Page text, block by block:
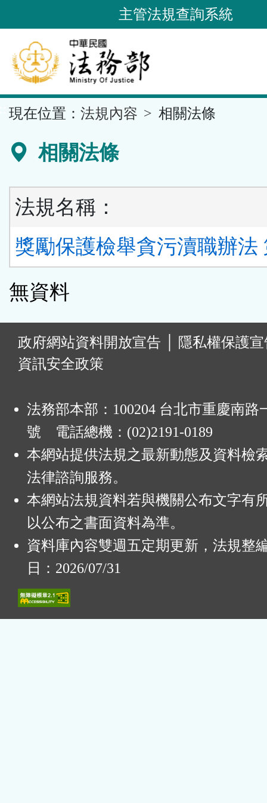
到
要
內
容
區
主管法規查詢系統
現在位置： 法規內容 相關法條
相關法條
法規名稱：
獎勵保護檢舉貪污瀆職辦法
無資料
政府網站資料開放宣告
隱私權保護
資訊安全政策
法務部本部：100204 台北市重慶南路
號 電話總機：(02)2191-0189
本網站提供法規之最新動態及資料檢
法律諮詢服務。
本網站法規資料若與機關公布文字有
以公布之書面資料為準。
資料庫內容雙週五定期更新，法規整
日：2026/07/31